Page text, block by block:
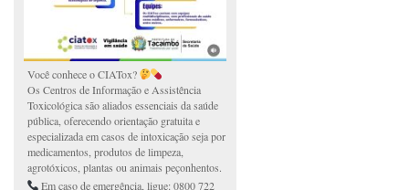
Você conhece o CIATox?
Os Centros de Informação e Assistência
Toxicológica são aliados essenciais da saúde
pública, oferecendo orientação gratuita e
especializada em casos de intoxicação seja por
medicamentos, produtos de limpeza,
agrotóxicos, plantas ou animais peçonhentos.
Em caso de emergência, ligue: 0800 722